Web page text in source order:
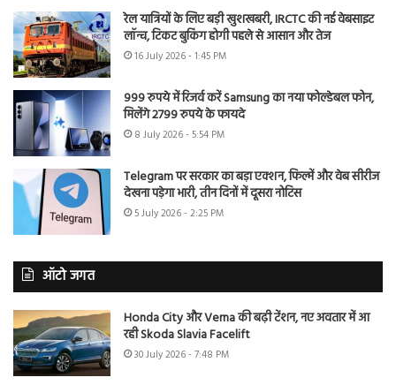
रेल यात्रियों के लिए बड़ी खुशखबरी, IRCTC की नई वेबसाइट
लॉन्च, टिकट बुकिंग होगी पहले से आसान और तेज
16 July 2026 - 1:45 PM
999 रुपये में रिजर्व करें Samsung का नया फोल्डेबल फोन,
मिलेंगे 2799 रुपये के फायदे
8 July 2026 - 5:54 PM
Telegram पर सरकार का बड़ा एक्शन, फिल्में और वेब सीरीज
देखना पड़ेगा भारी, तीन दिनों में दूसरा नोटिस
5 July 2026 - 2:25 PM
ऑटो जगत
Honda City और Verna की बढ़ी टेंशन, नए अवतार में आ
रही Skoda Slavia Facelift
30 July 2026 - 7:48 PM